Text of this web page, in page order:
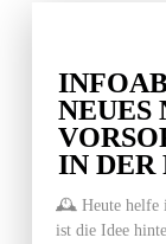
NEUES
IN DER
🕰️ Heute helfe
ist die Idee